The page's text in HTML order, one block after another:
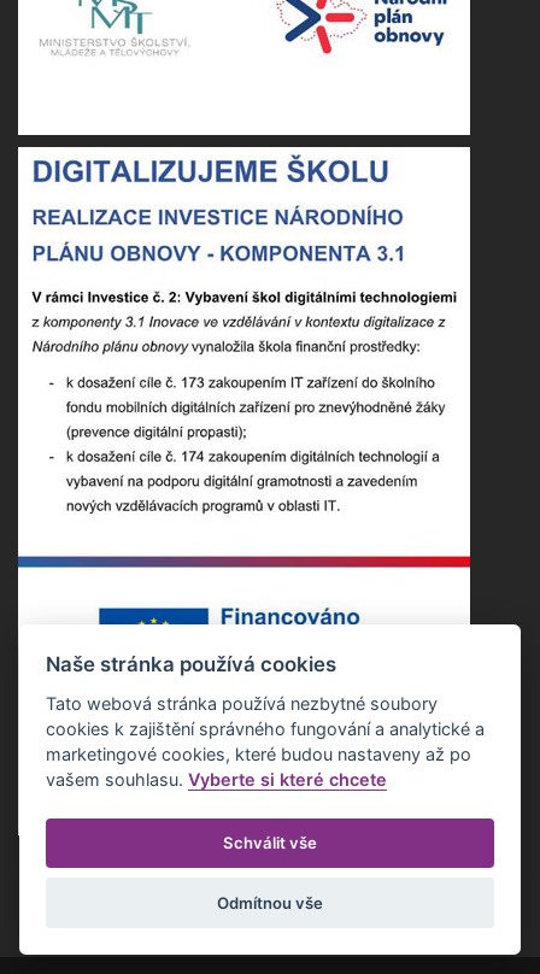
Naše stránka používá cookies
Tato webová stránka používá nezbytné soubory
cookies k zajištění správného fungování a analytické a
marketingové cookies, které budou nastaveny až po
vašem souhlasu.Vyberte si které chcete
Schválit vše
Odmítnou vše